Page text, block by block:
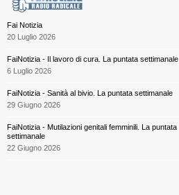
Fai Notizia
20 Luglio 2026
FaiNotizia - Il lavoro di cura. La puntata settimanale
6 Luglio 2026
FaiNotizia - Sanità al bivio. La puntata settimanale
29 Giugno 2026
FaiNotizia - Mutilazioni genitali femminili. La puntata
settimanale
22 Giugno 2026